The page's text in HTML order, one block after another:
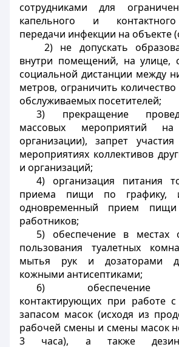
сотрудниками для
капельного и
передачи инфекции на объекте
2) не допускать
внутри помещений, на улице,
социальной дистанции между
метров, ограничить
обслуживаемых посетителей;
3) прекращение
массовых мероприятий
организации), запрет
мероприятиях коллективов
и организаций;
4) организация питания
приема пищи по графику,
одновременный прием
работников;
5) обеспечение в местах
пользования туалетных
мытья рук и дозаторами
кожными антисептиками;
6) обеспечение
контактирующих при работе с
запасом масок (исходя из
рабочей смены и смены масок
3 часа), а также